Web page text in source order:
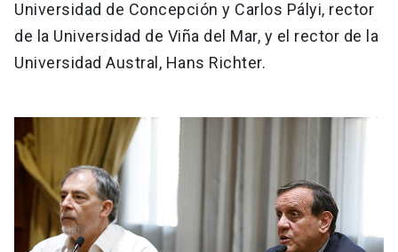
Universidad de Concepción y Carlos Pályi, rector
de la Universidad de Viña del Mar, y el rector de la
Universidad Austral, Hans Richter.